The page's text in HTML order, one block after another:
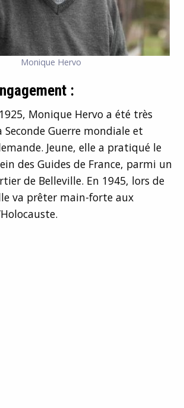
Monique Hervo
:
Monique Hervo a été très
Guerre mondiale et
Jeune, elle a pratiqué le
des Guides de France, parmi un
de Belleville. En 1945, lors de
va prêter main-forte aux